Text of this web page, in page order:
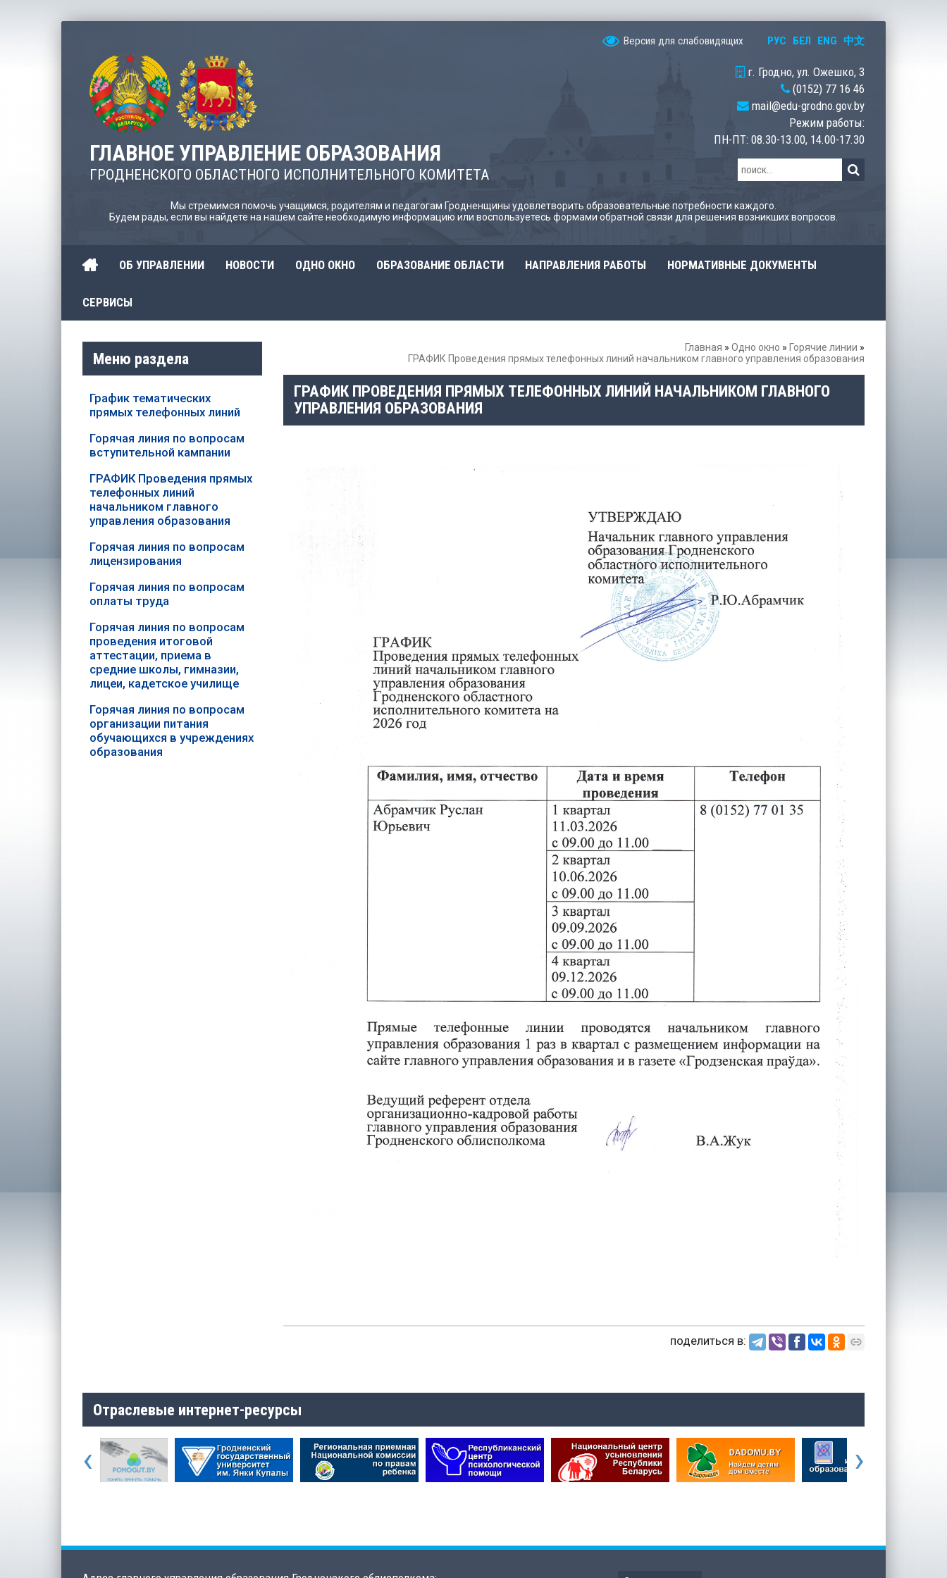
Версия для слабовидящих РУС БЕЛ ENG 中文
ГЛАВНОЕ УПРАВЛЕНИЕ ОБРАЗОВАНИЯ
ГРОДНЕНСКОГО ОБЛАСТНОГО ИСПОЛНИТЕЛЬНОГО КОМИТЕТА
г. Гродно, ул. Ожешко, 3
(0152) 77 16 46
mail@edu-grodno.gov.by
Режим работы:
ПН-ПТ: 08.30-13.00, 14.00-17.30
Мы стремимся помочь учащимся, родителям и педагогам Гродненщины удовлетворить образовательные потребности каждого.
Будем рады, если вы найдете на нашем сайте необходимую информацию или воспользуетесь формами обратной связи для решения возникших вопросов.
ОБ УПРАВЛЕНИИ НОВОСТИ ОДНО ОКНО ОБРАЗОВАНИЕ ОБЛАСТИ НАПРАВЛЕНИЯ РАБОТЫ НОРМАТИВНЫЕ ДОКУМЕНТЫ
СЕРВИСЫ
Главная » Одно окно » Горячие линии »
ГРАФИК Проведения прямых телефонных линий начальником главного управления образования
ГРАФИК ПРОВЕДЕНИЯ ПРЯМЫХ ТЕЛЕФОННЫХ ЛИНИЙ НАЧАЛЬНИКОМ ГЛАВНОГО
УПРАВЛЕНИЯ ОБРАЗОВАНИЯ
поделиться в:
Меню раздела
График тематических
прямых телефонных линий
Горячая линия по вопросам
вступительной кампании
ГРАФИК Проведения прямых
телефонных линий
начальником главного
управления образования
Горячая линия по вопросам
лицензирования
Горячая линия по вопросам
оплаты труда
Горячая линия по вопросам
проведения итоговой
аттестации, приема в
средние школы, гимназии,
лицеи, кадетское училище
Горячая линия по вопросам
организации питания
обучающихся в учреждениях
образования
Отраслевые интернет-ресурсы
‹ ›